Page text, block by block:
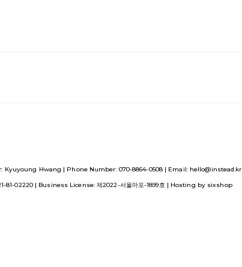
Hwang | Phone Number: 070-8864-0508 | Email: hello@instead.kr
81-02220| Business License:제2022-서울마포-1899호 | Hosting by sixshop